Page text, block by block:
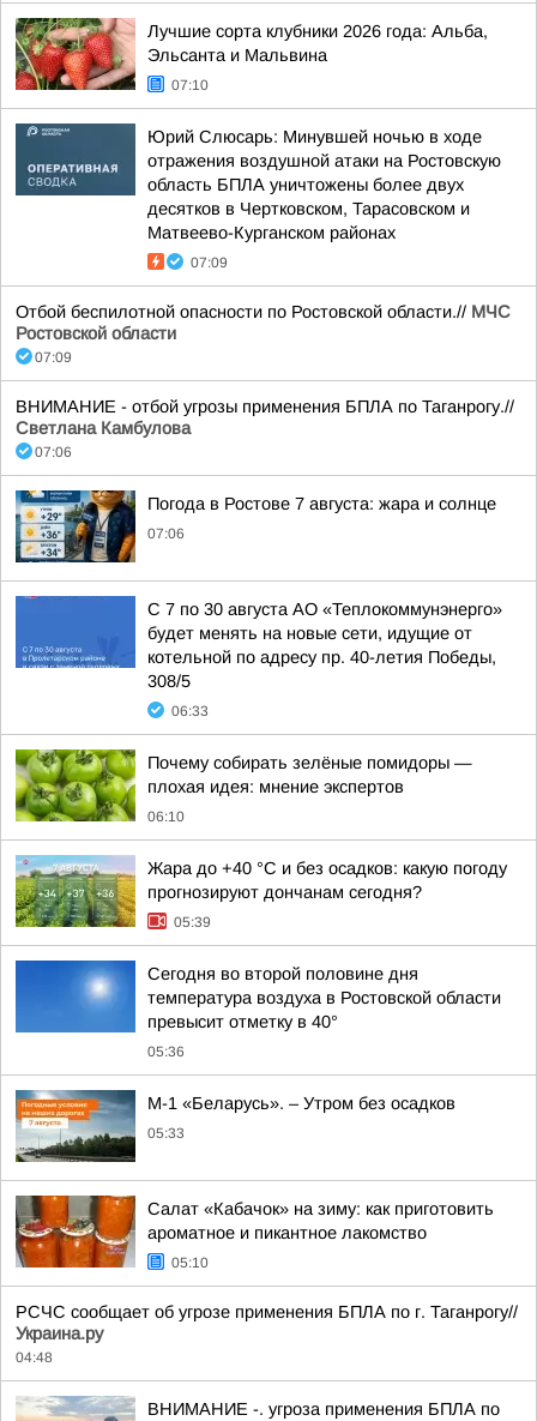
Лучшие сорта клубники 2026 года: Альба,
Эльсанта и Мальвина
07:10
Юрий Слюсарь: Минувшей ночью в ходе
отражения воздушной атаки на Ростовскую
область БПЛА уничтожены более двух
десятков в Чертковском, Тарасовском и
Матвеево-Курганском районах
07:09
Отбой беспилотной опасности по Ростовской области.// МЧС
Ростовской области
07:09
ВНИМАНИЕ - отбой угрозы применения БПЛА по Таганрогу.//
Светлана Камбулова
07:06
Погода в Ростове 7 августа: жара и солнце
07:06
С 7 по 30 августа АО «Теплокоммунэнерго»
будет менять на новые сети, идущие от
котельной по адресу пр. 40-летия Победы,
308/5
06:33
Почему собирать зелёные помидоры —
плохая идея: мнение экспертов
06:10
Жара до +40 °С и без осадков: какую погоду
прогнозируют дончанам сегодня?
05:39
Сегодня во второй половине дня
температура воздуха в Ростовской области
превысит отметку в 40°
05:36
М-1 «Беларусь». – Утром без осадков
05:33
Салат «Кабачок» на зиму: как приготовить
ароматное и пикантное лакомство
05:10
РСЧС сообщает об угрозе применения БПЛА по г. Таганрогу//
Украина.ру
04:48
ВНИМАНИЕ -. угроза применения БПЛА по